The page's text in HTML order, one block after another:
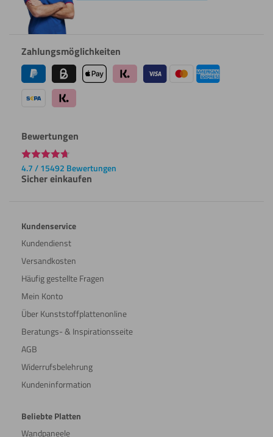
Zahlungsmöglichkeiten
Bewertungen
4.7 / 15492 Bewertungen
Sicher einkaufen
Kundenservice
Kundendienst
Versandkosten
Häufig gestellte Fragen
Mein Konto
Über Kunststoffplattenonline
Beratungs- & Inspirationsseite
AGB
Widerrufsbelehrung
Kundeninformation
Beliebte Platten
Wandpaneele